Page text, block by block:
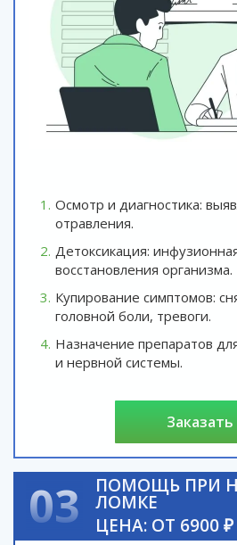
Осмотр и диагностика:
отравления.
Детоксикация:
восстановления организма.
Купирование симптомов:
головной боли, тревоги.
Назначение препаратов
и нервной системы.
заказать
03 ПОМОЩЬ ПРИ
ЛОМКЕ
ЦЕНА: ОТ 6900 ₽